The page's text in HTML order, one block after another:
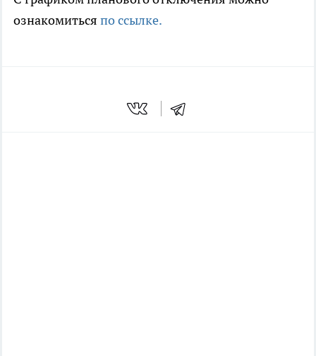
ознакомиться по ссылке.